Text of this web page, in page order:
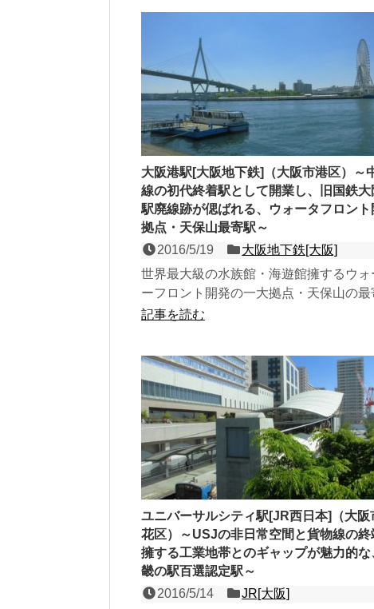
大阪港駅[大阪地下鉄]（大阪市港区）～
線の初代終着駅として開業し、旧国鉄大
駅廃線跡が偲ばれる、ウォータフロント
拠点・天保山最寄駅～
2016/5/19
大阪地下鉄[大阪]
世界最大級の水族館・海遊館擁するウォ
ーフロント開発の一大拠点・天保山の最
で、中央線初代終着駅でもある、島式１
記事を読む
ユニバーサルシティ駅[JR西日本]（大阪
花区）～USJの非日常空間と貨物線の終
擁する工業地帯とのギャップが魅力的な
畿の駅百選認定駅～
2016/5/14
JR[大阪]